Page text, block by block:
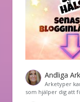
Andliga
Arketyper
som hjälper dig att